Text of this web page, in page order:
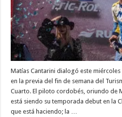
Matías Cantarini dialogó este miércoles
en la previa del fin de semana del
Cuarto. El piloto cordobés, oriundo de
está siendo su temporada debut en la
que está haciendo; la …